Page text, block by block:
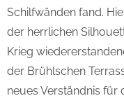
Schilfwänden fand.
der herrlichen
Krieg
der Brühlschen
neues Verständnis für